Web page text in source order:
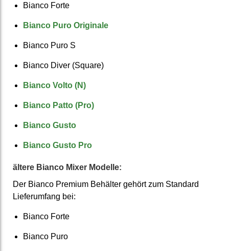
Bianco Forte
Bianco Puro Originale
Bianco Puro S
Bianco Diver (Square)
Bianco Volto (N)
Bianco Patto (Pro)
Bianco Gusto
Bianco Gusto Pro
ältere Bianco Mixer Modelle:
Der Bianco Premium Behälter gehört zum Standard
Liefer­umfang bei:
Bianco Forte
Bianco Puro